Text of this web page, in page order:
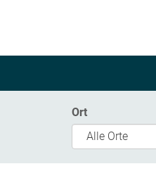
Ort
Alle Orte